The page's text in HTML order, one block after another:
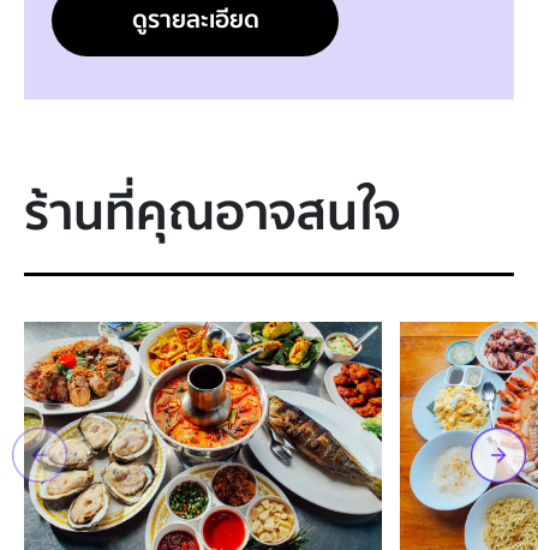
ดูรายละเอียด
ร้านที่คุณอาจสนใจ